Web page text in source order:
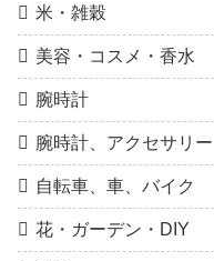
米・雑穀
美容・コスメ・香水
腕時計
腕時計、アクセサリー
自転車、車、バイク
花・ガーデン・DIY